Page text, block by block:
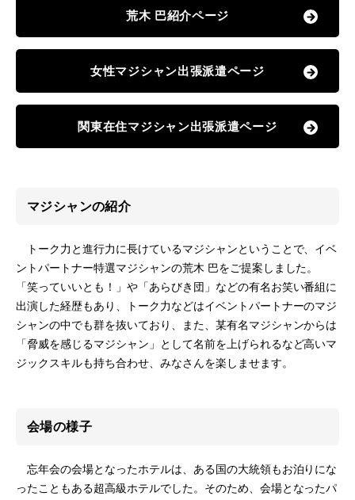
荒木 巴紹介ページ
女性マジシャン出張派遣ページ
関東在住マジシャン出張派遣ページ
マジシャンの紹介
トーク力と進行力に長けているマジシャンということで、イベ
ントパートナー特選マジシャンの荒木 巴をご提案しました。
「笑っていいとも！」や「あらびき団」などの有名お笑い番組に
出演した経歴もあり、トーク力などはイベントパートナーのマジ
シャンの中でも群を抜いており、また、某有名マジシャンからは
「脅威を感じるマジシャン」として名前を上げられるなど高いマ
ジックスキルも持ち合わせ、みなさんを楽しませます。
会場の様子
忘年会の会場となったホテルは、ある国の大統領もお泊りにな
ったこともある超高級ホテルでした。そのため、会場となったパ